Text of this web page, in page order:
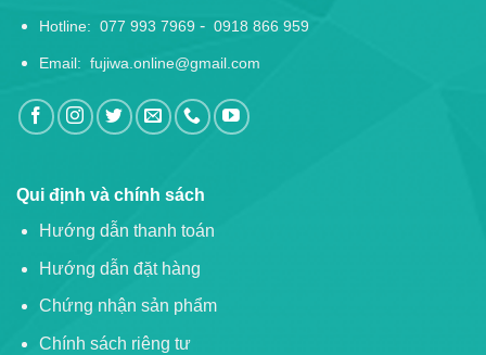
Hotline: 077 993 7969- 0918 866 959
Email: fujiwa.online@gmail.com
Qui định và chính sách
Hướng dẫn thanh toán
Hướng dẫn đặt hàng
Chứng nhận sản phẩm
Chính sách riêng tư